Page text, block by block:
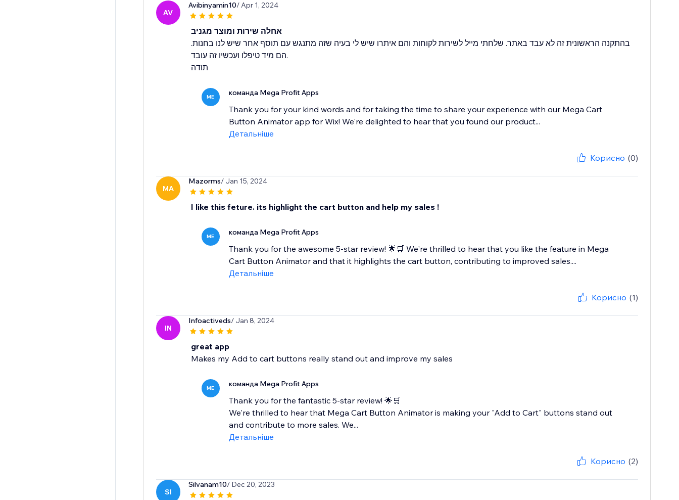
AV
Avibinyamin10/ Apr 1, 2024
אחלה שירות ומוצר מגניב
בהתקנה הראשונית זה לא עבד באתר. שלחתי מייל לשירות לקוחות והם איתרו שיש לי בעיה שזה מתנגש עם תוסף אחר שיש לנו בחנות.
הם מיד טיפלו ועכשיו זה עובד.
תודה
ME команда Mega Profit Apps
Thank you for your kind words and for taking the time to share your experience with our Mega Cart
Button Animator app for Wix! We're delighted to hear that you found our product...
Детальніше
Корисно (0)
MA
Mazorms/ Jan 15, 2024
I like this feture. its highlight the cart button and help my sales !
ME команда Mega Profit Apps
Thank you for the awesome 5-star review! 🌟🛒 We're thrilled to hear that you like the feature in Mega
Cart Button Animator and that it highlights the cart button, contributing to improved sales....
Детальніше
Корисно (1)
IN
Infoactiveds/ Jan 8, 2024
great app
Makes my Add to cart buttons really stand out and improve my sales
ME команда Mega Profit Apps
Thank you for the fantastic 5-star review! 🌟🛒
We're thrilled to hear that Mega Cart Button Animator is making your "Add to Cart" buttons stand out
and contribute to more sales. We...
Детальніше
Корисно (2)
SI
Silvanam10/ Dec 20, 2023